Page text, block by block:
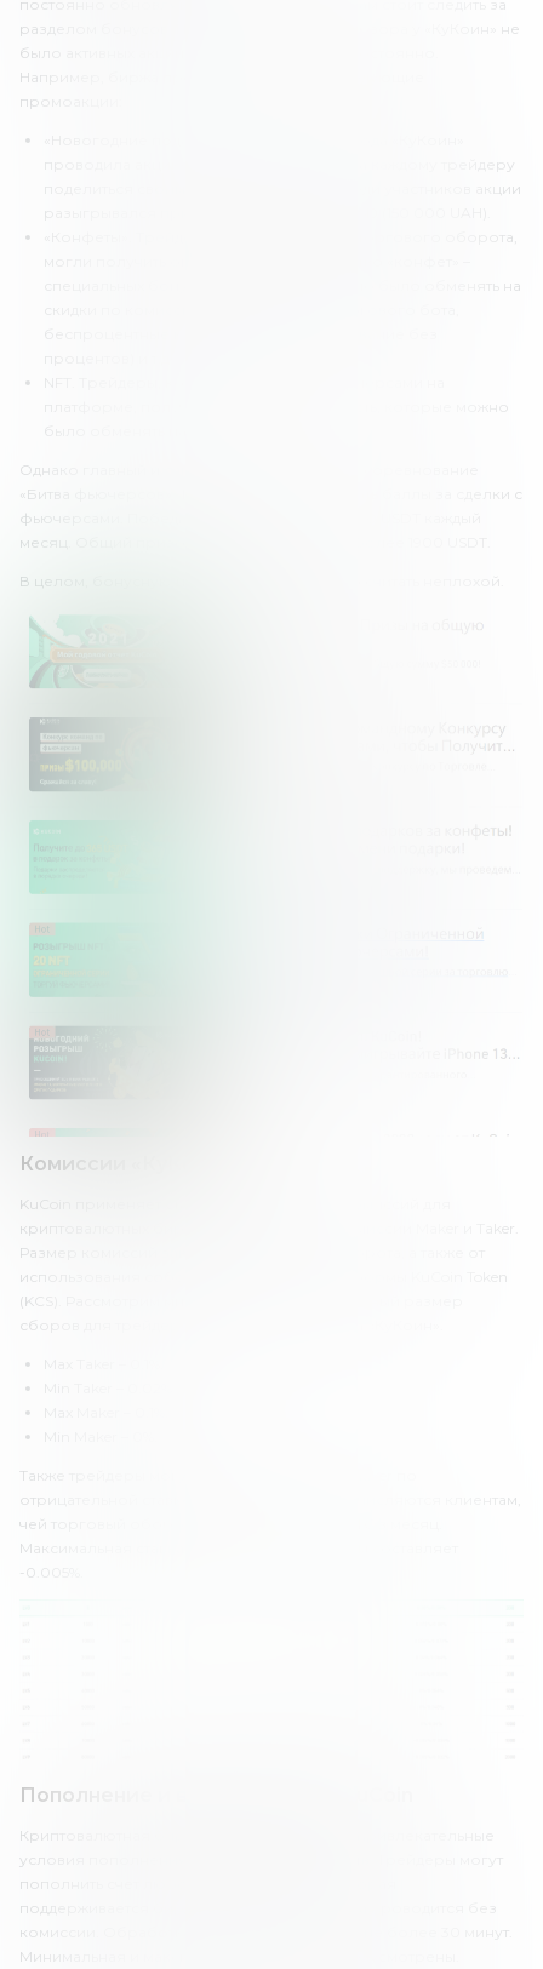
постоянно обновляются, поэтому трейдерам стоит следить за
разделом бонусов. На момент написания обзора у «КуКоин» не
было активных акций, но они появляются постоянно.
Например, биржа предлагала клиентам следующие
промоакции:
проводила акцию, в котором предлагала каждому трейдеру
поделиться своим годовым отчетом. Среди участников акции
«Конфеты». Трейдеры, в зависимости от торгового оборота,
специальных бонусных токенов. Их можно было обменять на
Однако главный и самый известный бонус – соревнование
«Битва фьючерсов». Трейдеры могут получать баллы за сделки с
фьючерсами. Победитель может получить 100 USDT каждый
месяц. Общий призовой фонд составляет более 1900 USDT.
В целом, бонусную политику KuCoin можно считать неплохой.
Комиссии «КуКоин»
KuCoin применяет стандартную политику комиссий для
криптовалютных бирж. Здесь взимаются комиссии Maker и Taker.
Размер комиссий зависит от торгового оборота, а также от
использования собственного токена платформы KuCoin Token
(KCS). Рассмотрим минимальный и максимальный размер
сборов для трейдеров, которые торгуют на «КуКоин».
Также трейдеры могут получать комиссии Maker по
отрицательной ставке (рибейт). Выплаты начисляются клиентам,
чей торговый оборот превышает 70 000 BTC в месяц.
Максимальная ставка рибейта по комиссиям составляет
-0.005%.
Пополнение и вывод средств KuCoin
Криптовалютная биржа KuCoin предлагает привлекательные
условия пополнения счета и вывода средств. Трейдеры могут
пополнить счет любой криптовалютой, которая
поддерживается биржей. Пополнение счета проводится без
комиссии. Обработка транзакций занимает не более 30 минут.
Минимальная и максимальная сумма не предусмотрены.